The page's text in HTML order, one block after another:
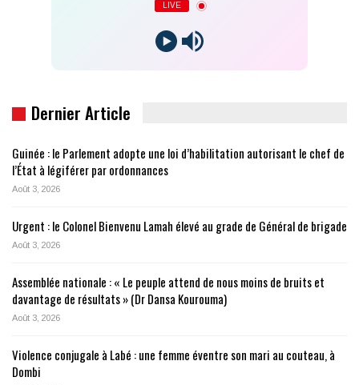
LIVE
Dernier Article
Guinée : le Parlement adopte une loi d’habilitation autorisant le chef de
l’État à légiférer par ordonnances
Août 3, 2026
Urgent : le Colonel Bienvenu Lamah élevé au grade de Général de brigade
Août 3, 2026
Assemblée nationale : « Le peuple attend de nous moins de bruits et
davantage de résultats » (Dr Dansa Kourouma)
Août 3, 2026
Violence conjugale à Labé : une femme éventre son mari au couteau, à
Dombi